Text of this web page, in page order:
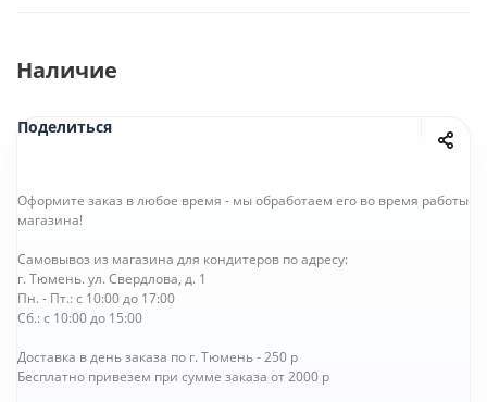
Наличие
Поделиться
Оформите заказ в любое время - мы обработаем его во время работы
магазина!
Самовывоз из магазина для кондитеров по адресу:
г. Тюмень. ул. Свердлова, д. 1
Пн. - Пт.: с 10:00 до 17:00
Сб.: с 10:00 до 15:00
Доставка в день заказа по г. Тюмень - 250 р
Бесплатно привезем при сумме заказа от 2000 р